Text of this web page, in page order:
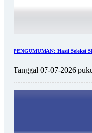
PENGUMUMAN: Hasil Seleksi
Tanggal 07-07-2026